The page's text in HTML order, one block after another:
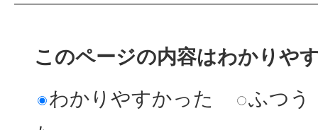
このページの内容はわかりや
わかりやすかった
ふつう